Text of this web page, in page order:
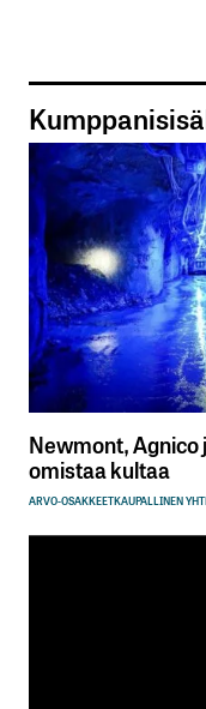
Newmont, Agnico
omistaa kultaa
ARVO-OSAKKEETKAUPALLINEN